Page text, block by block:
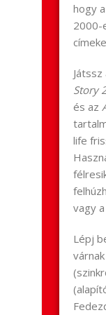
hogy
2000-
Játssz
Story
és az
life
vagy
Lépj